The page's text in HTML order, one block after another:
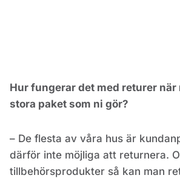
Hur fungerar det med returer när
stora paket som ni gör?
– De flesta av våra hus är
därför inte möjliga att returnera.
tillbehörsprodukter så kan man